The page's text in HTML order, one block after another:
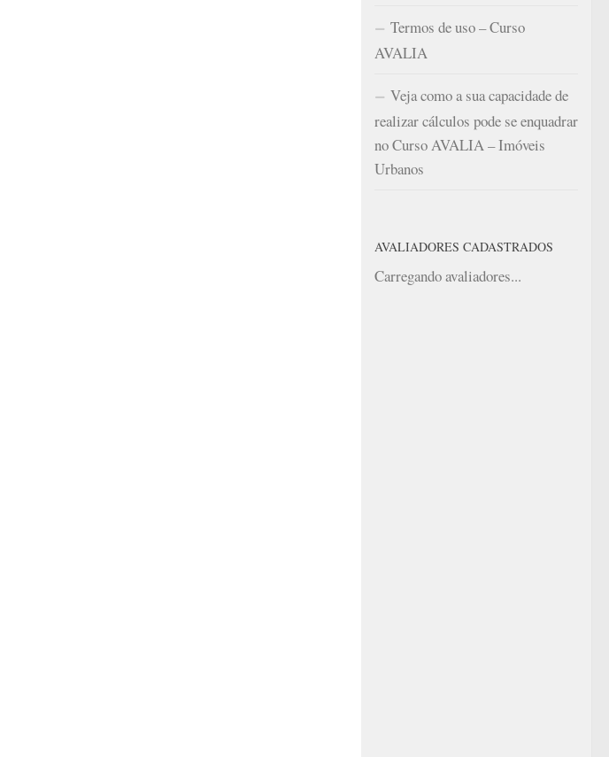
Termos de uso – Curso
AVALIA
Veja como a sua capacidade de
realizar cálculos pode se enquadrar
no Curso AVALIA – Imóveis
Urbanos
AVALIADORES CADASTRADOS
Carregando avaliadores...